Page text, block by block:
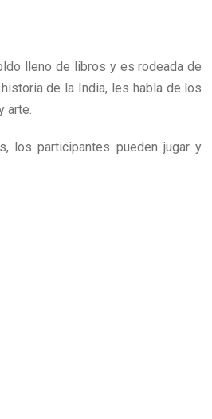
lleno de libros y es rodeada de
de la India, les habla de los
arte.
los participantes pueden jugar y